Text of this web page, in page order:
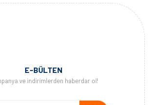
E-BÜLTEN
ve indirimlerden haberdar ol!